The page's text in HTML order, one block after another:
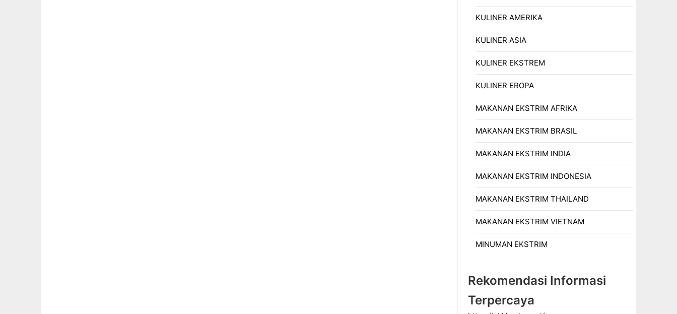
KULINER AMERIKA
KULINER ASIA
KULINER EKSTREM
KULINER EROPA
MAKANAN EKSTRIM AFRIKA
MAKANAN EKSTRIM BRASIL
MAKANAN EKSTRIM INDIA
MAKANAN EKSTRIM INDONESIA
MAKANAN EKSTRIM THAILAND
MAKANAN EKSTRIM VIETNAM
MINUMAN EKSTRIM
Rekomendasi Informasi
Terpercaya